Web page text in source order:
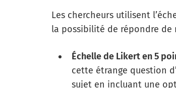
Les chercheurs utilisent
la possibilité de répondre de
Échelle de Likert en 5
cette étrange question
sujet en incluant une